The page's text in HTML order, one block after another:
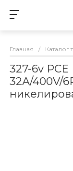
Главная / Каталог
327-6v
32А/400V/